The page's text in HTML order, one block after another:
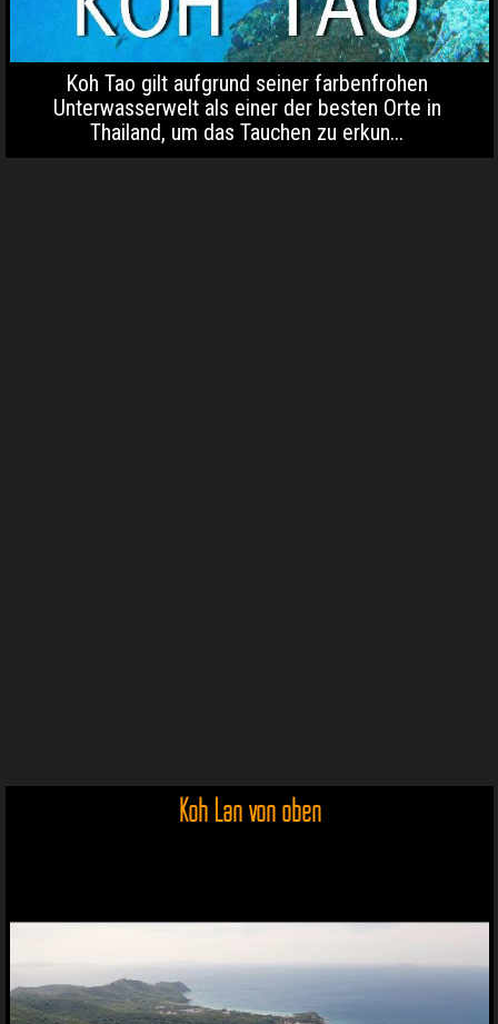
Koh Tao gilt aufgrund seiner farbenfrohen
Unterwasserwelt als einer der besten Orte in
Thailand, um das Tauchen zu erkun...
Koh Lan von oben